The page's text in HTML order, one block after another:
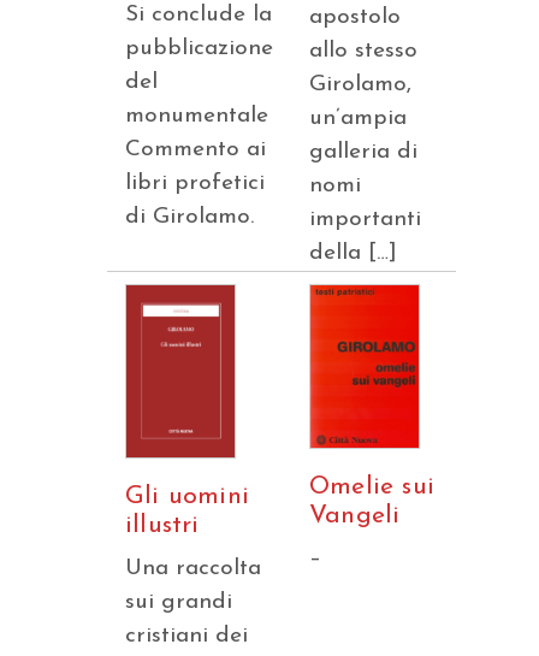
Si conclude la
pubblicazione
del
monumentale
Commento ai
libri profetici
di Girolamo.
apostolo
allo stesso
Girolamo,
un’ampia
galleria di
nomi
importanti
della […]
Gli uomini
illustri
Una raccolta
sui grandi
cristiani dei
Omelie sui
Vangeli
–